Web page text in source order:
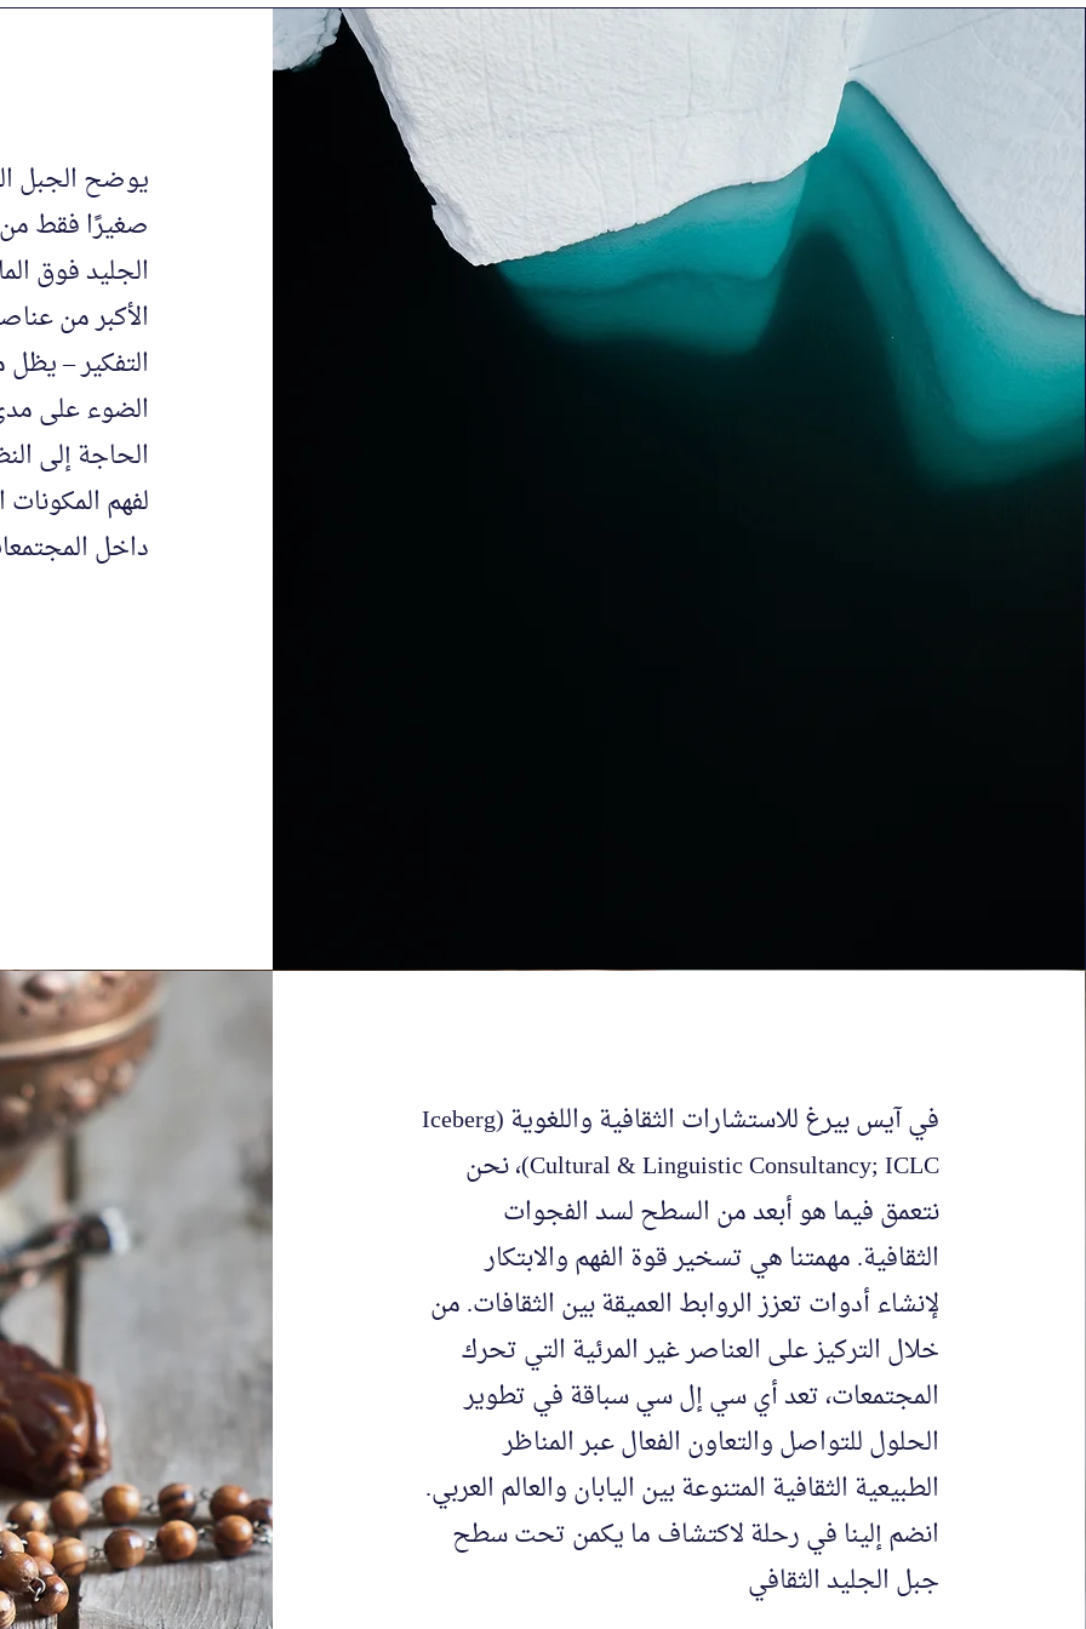
يوضح الجبل
صغيرًا فقط من
الجليد فوق
الأكبر من
التفكير –
الضوء على
الحاجة إلى
لفهم
داخل
في آيس بيرغ للاستشارات الثقافية واللغوية (Iceberg
Cultural & Linguistic Consultancy; ICLC)، نحن
نتعمق فيما هو أبعد من السطح لسد الفجوات
الثقافية. مهمتنا هي تسخير قوة الفهم والابتكار
لإنشاء أدوات تعزز الروابط العميقة بين الثقافات. من
خلال التركيز على العناصر غير المرئية التي تحرك
المجتمعات، تعد أي سي إل سي سباقة في تطوير
الحلول للتواصل والتعاون الفعال عبر المناظر
الطبيعية الثقافية المتنوعة بين اليابان والعالم العربي.
انضم إلينا في رحلة لاكتشاف ما يكمن تحت سطح
جبل الجليد الثقافي